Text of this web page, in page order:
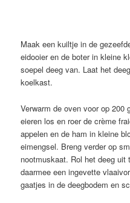
Maak een kuiltje in de
eidooier en de boter in kleine
soepel deeg van. Laat het
koelkast.
Verwarm de oven voor op 200
eieren los en roer de crème
appelen en de ham in kleine
eimengsel. Breng verder op
nootmuskaat. Rol het deeg uit
daarmee een ingevette
gaatjes in de deegbodem en